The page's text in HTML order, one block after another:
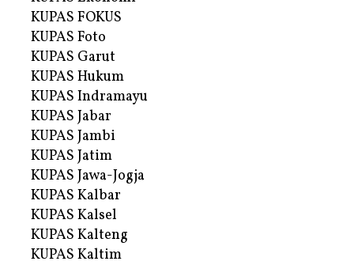
KUPAS FOKUS
KUPAS Foto
KUPAS Garut
KUPAS Hukum
KUPAS Indramayu
KUPAS Jabar
KUPAS Jambi
KUPAS Jatim
KUPAS Jawa-Jogja
KUPAS Kalbar
KUPAS Kalsel
KUPAS Kalteng
KUPAS Kaltim